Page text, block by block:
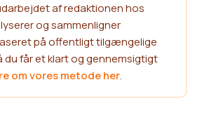
af redaktionen hos
og sammenligner
på offentligt tilgængelige
du får et klart og gennemsigtigt
om vores metode her.